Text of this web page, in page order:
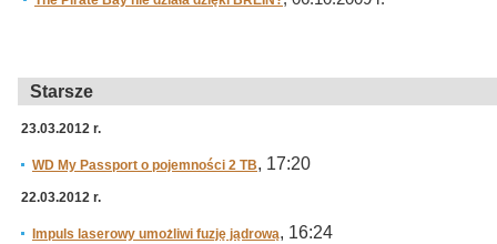
Starsze
23.03.2012 r.
WD My Passport o pojemności 2 TB, 17:20
22.03.2012 r.
Impuls laserowy umożliwi fuzję jądrową, 16:24